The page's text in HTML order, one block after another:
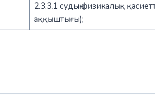
2.3.3.1 судың физикалық
аққыштығы);